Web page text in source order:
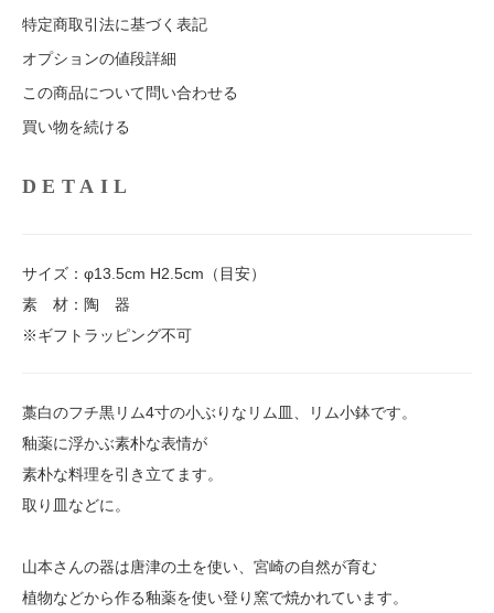
特定商取引法に基づく表記
オプションの値段詳細
この商品について問い合わせる
買い物を続ける
DETAIL
サイズ：φ13.5cm H2.5cm（目安）
素 材：陶 器
※ギフトラッピング不可
藁白のフチ黒リム4寸の小ぶりなリム皿、リム小鉢です。
釉薬に浮かぶ素朴な表情が
素朴な料理を引き立てます。
取り皿などに。
山本さんの器は唐津の土を使い、宮崎の自然が育む
植物などから作る釉薬を使い登り窯で焼かれています。